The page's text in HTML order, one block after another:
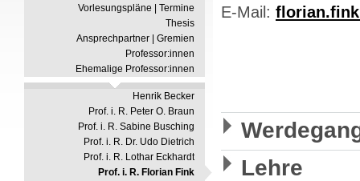
Vorlesungspläne | Termine
Thesis
Ansprechpartner | Gremien
Professor:innen
Ehemalige Professor:innen
Henrik Becker
Prof. i. R. Peter O. Braun
Prof. i. R. Sabine Busching
Prof. i. R. Dr. Udo Dietrich
Prof. i. R. Lothar Eckhardt
Prof. i. R. Florian Fink
E-Mail:
Lehre